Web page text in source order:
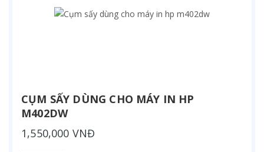
CỤM SẤY DÙNG CHO MÁY IN HP
M402DW
1,550,000 VNĐ